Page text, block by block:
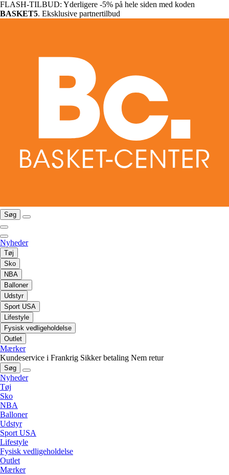
FLASH-TILBUD: Yderligere -5% på hele siden med koden
BASKET5. Eksklusive partnertilbud
Søg
Nyheder
Tøj
Sko
NBA
Balloner
Udstyr
Sport USA
Lifestyle
Fysisk vedligeholdelse
Outlet
Mærker
Kundeservice i Frankrig Sikker betaling Nem retur
Søg
Nyheder
Tøj
Sko
NBA
Balloner
Udstyr
Sport USA
Lifestyle
Fysisk vedligeholdelse
Outlet
Mærker